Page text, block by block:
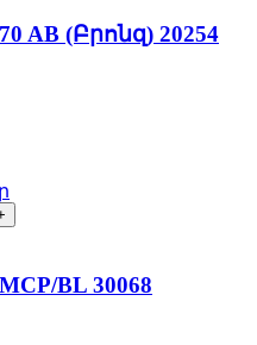
AB (Բրոնզ) 20254
BL 30068